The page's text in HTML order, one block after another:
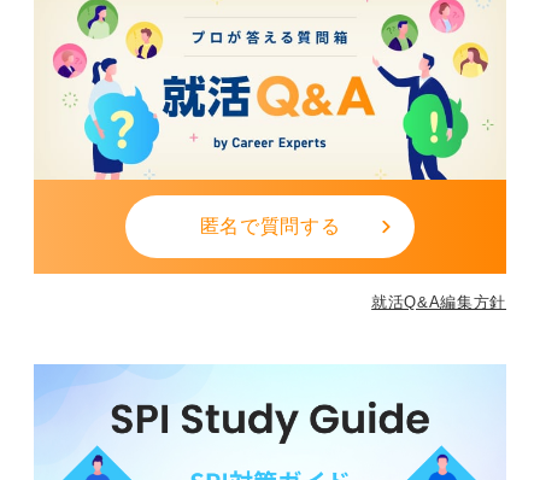
匿名で質問する
就活Q&A編集方針